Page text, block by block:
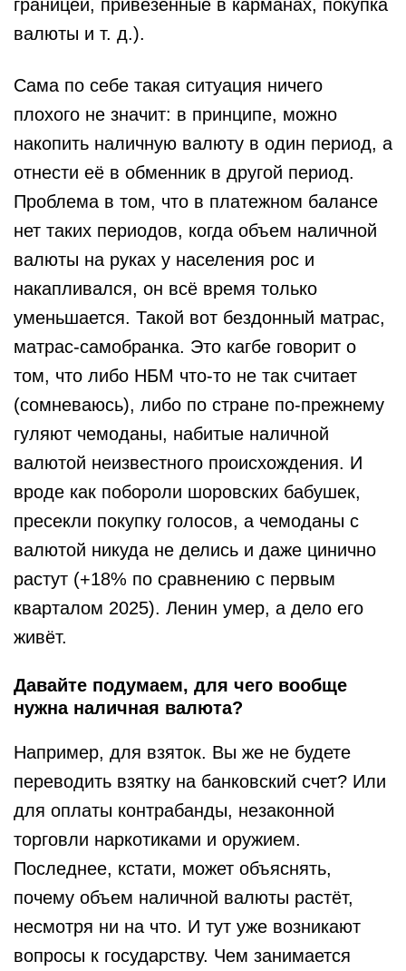
границей, привезённые в карманах, покупка
валюты и т. д.).
Сама по себе такая ситуация ничего
плохого не значит: в принципе, можно
накопить наличную валюту в один период, а
отнести её в обменник в другой период.
Проблема в том, что в платежном балансе
нет таких периодов, когда объем наличной
валюты на руках у населения рос и
накапливался, он всё время только
уменьшается. Такой вот бездонный матрас,
матрас-самобранка. Это кагбе говорит о
том, что либо НБМ что-то не так считает
(сомневаюсь), либо по стране по-прежнему
гуляют чемоданы, набитые наличной
валютой неизвестного происхождения. И
вроде как побороли шоровских бабушек,
пресекли покупку голосов, а чемоданы с
валютой никуда не делись и даже цинично
растут (+18% по сравнению с первым
кварталом 2025). Ленин умер, а дело его
живёт.
Давайте подумаем, для чего вообще
нужна наличная валюта?
Например, для взяток. Вы же не будете
переводить взятку на банковский счет? Или
для оплаты контрабанды, незаконной
торговли наркотиками и оружием.
Последнее, кстати, может объяснять,
почему объем наличной валюты растёт,
несмотря ни на что. И тут уже возникают
вопросы к государству. Чем занимается